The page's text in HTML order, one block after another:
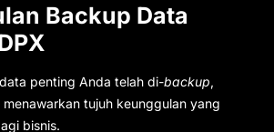
Backup Data
penting Anda telah di-backup,
tujuh keunggulan yang
bisnis.